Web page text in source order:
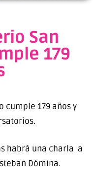
San
179
cumple 179 años y
habrá una charla a
Dómina.